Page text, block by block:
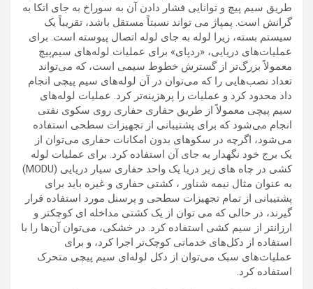
طریق سیم پیچ و توانایی فشار دادن آن به سوراخ به جای اتکا به
گرانش است. پمپاژ می تواند نسبتاً مستقل باشد، تقریباً یک
سیستم بسته، زیرا لوله به جای لوله اتصال پیوسته است. برای
عملیات‌های دریایی، «ردپای» برای عملیات لوله‌های سیم‌پیچ
معمولاً بزرگ‌تر از گسترش خطوط سیمی است، که می‌تواند
تعداد نصب‌هایی را که می‌توان در آن لوله‌های سیم پیچی انجام
داد محدود کرد و عملیات را پرهزینه‌تر کرد. عملیات لوله‌های
سیم پیچی معمولاً از طریق حفاری حفاری روی سکوی نفتی
انجام می‌شود که برای پشتیبانی از تجهیزات سطحی استفاده
می‌شود، اگرچه در سکوهای بدون امکانات حفاری می‌توان از
یک برج خود نگهدار به جای آن استفاده کرد. برای عملیات لوله
کشی در چاه های زیر دریا یک واحد حفاری سیار دریایی (MODU)
به عنوان مثال نیمه شناور ، کشتی حفاری و غیره باید برای
پشتیبانی از تمام تجهیزات سطحی و پرسنل مورد استفاده قرار
گیرند، در حالی که می توان از یک کشتی مداخله ای کوچکتر و
ارزانتر از سیم کشی استفاده کرد. در خشکی، می‌توان آن‌ها را با
استفاده از دکل‌های خدماتی کوچک‌تر اجرا کرد، و برای
عملیات‌های سبک می‌توان از دکل لوله‌ای سیم پیچی متحرک
استفاده کرد.